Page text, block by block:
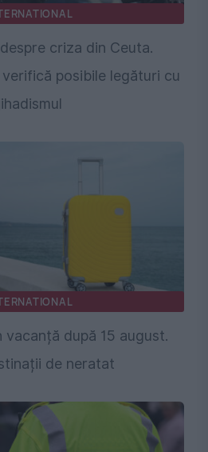
criza din Ceuta.
posibile legături cu
vacanță după 15 august.
de neratat